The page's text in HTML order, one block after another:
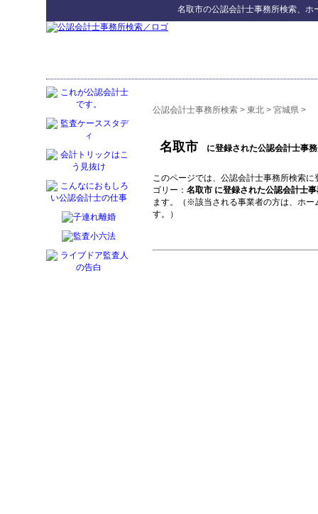
名取市の公認会計士事務所検索、ホ
公認会計士事務所検索 > 東北 > 宮城県 >
名取市 に登録された公認会計士事
このページでは、公認会計士事務所検索
ゴリー： 名取市 に登録された公認会計士
ます。（※該当される事業者の方は、ホ
す。）